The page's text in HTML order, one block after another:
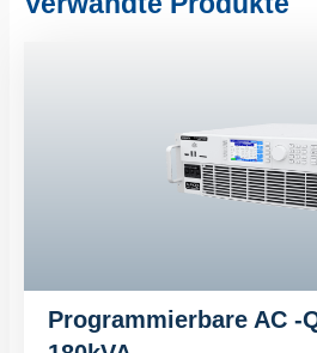
Programmierbare AC -